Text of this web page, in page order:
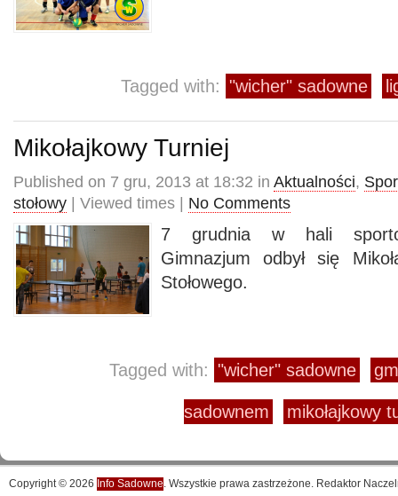
Tagged with: "wicher" sadowne
Mikołajkowy Turniej
Published on 7 gru, 2013 at 18:32 in Aktualności,
stołowy | Viewed times | No Comments
7 grudnia w hali
Gimnazjum odbył się
Stołowego.
Tagged with: "wicher" sadowne
sadownem mikołajkowy
Copyright © 2026 Info Sadowne. Wszystkie prawa zastrzeżone. Redaktor